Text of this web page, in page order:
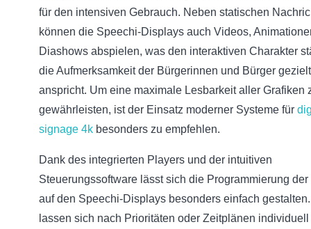
für den intensiven Gebrauch. Neben statischen
können die Speechi-Displays auch Videos,
Diashows abspielen, was den interaktiven Charakter
die Aufmerksamkeit der Bürgerinnen und Bürger gezielt
anspricht. Um eine maximale Lesbarkeit aller Grafiken
gewährleisten, ist der Einsatz moderner Systeme für
signage 4k besonders zu empfehlen.
Dank des integrierten Players und der intuitiven
Steuerungssoftware lässt sich die Programmierung der
auf den Speechi-Displays besonders einfach
lassen sich nach Prioritäten oder Zeitplänen individuell